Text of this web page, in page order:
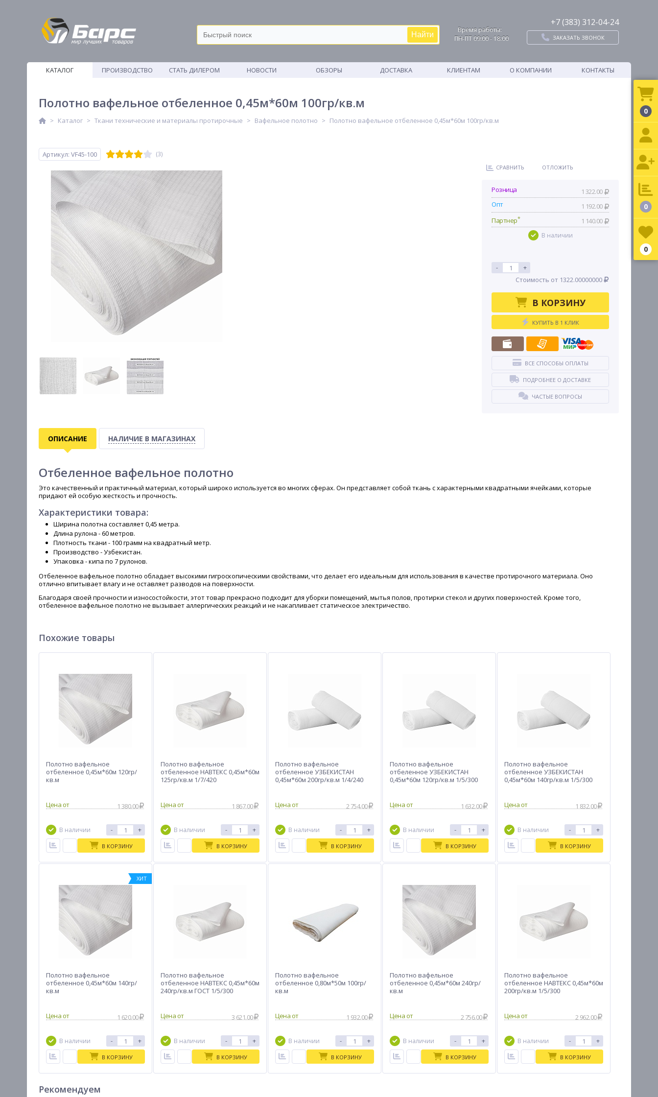
Найти
Время работы:
ПН-ПТ 09:00 - 18:00
+7 (383) 312-04-24
ЗАКАЗАТЬ ЗВОНОК
КАТАЛОГ
ПРОИЗВОДСТВО
СТАТЬ ДИЛЕРОМ НОВОСТИ ОБЗОРЫ ДОСТАВКА КЛИЕНТАМ О КОМПАНИИ КОНТАКТЫ
Полотно вафельное отбеленное 0,45м*60м 100гр/кв.м
Каталог Ткани технические и материалы протирочные Вафельное полотно Полотно вафельное отбеленное 0,45м*60м 100гр/кв.м
Артикул: VF45-100 (3)
СРАВНИТЬ ОТЛОЖИТЬ
Розница
1 322.00
Опт
1 192.00
Партнер* 1 140.00
В наличии
-
+
Стоимость от 1322.00000000
В КОРЗИНУ
КУПИТЬ В 1 КЛИК
ВСЕ СПОСОБЫ ОПЛАТЫ
ПОДРОБНЕЕ О ДОСТАВКЕ
ЧАСТЫЕ ВОПРОСЫ
ОПИСАНИЕ НАЛИЧИЕ В МАГАЗИНАХ
Отбеленное вафельное полотно
Это качественный и практичный материал, который широко используется во многих сферах. Он представляет собой ткань с характерными квадратными ячейками, которые
придают ей особую жесткость и прочность.
Характеристики товара:
Ширина полотна составляет 0,45 метра.
Длина рулона - 60 метров.
Плотность ткани - 100 грамм на квадратный метр.
Производство - Узбекистан.
Упаковка - кипа по 7 рулонов.
Отбеленное вафельное полотно обладает высокими гигроскопическими свойствами, что делает его идеальным для использования в качестве протирочного материала. Оно
отлично впитывает влагу и не оставляет разводов на поверхности.
Благодаря своей прочности и износостойкости, этот товар прекрасно подходит для уборки помещений, мытья полов, протирки стекол и других поверхностей. Кроме того,
отбеленное вафельное полотно не вызывает аллергических реакций и не накапливает статическое электричество.
Похожие товары
Полотно вафельное
отбеленное 0,45м*60м 120гр/
кв.м
Цена от 1 380.00
В наличии - +
В КОРЗИНУ
Полотно вафельное
отбеленное НАВТЕКС 0,45м*60м
125гр/кв.м 1/7/420
Цена от 1 867.00
В наличии - +
В КОРЗИНУ
Полотно вафельное
отбеленное УЗБЕКИСТАН
0,45м*60м 200гр/кв.м 1/4/240
Цена от 2 754.00
В наличии - +
В КОРЗИНУ
Полотно вафельное
отбеленное УЗБЕКИСТАН
0,45м*60м 120гр/кв.м 1/5/300
Цена от 1 632.00
В наличии - +
В КОРЗИНУ
Полотно вафельное
отбеленное УЗБЕКИСТАН
0,45м*60м 140гр/кв.м 1/5/300
Цена от 1 832.00
В наличии - +
В КОРЗИНУ
ХИТ
Полотно вафельное
отбеленное 0,45м*60м 140гр/
кв.м
Цена от 1 620.00
В наличии - +
В КОРЗИНУ
Полотно вафельное
отбеленное НАВТЕКС 0,45м*60м
240гр/кв.м ГОСТ 1/5/300
Цена от 3 621.00
В наличии - +
В КОРЗИНУ
Полотно вафельное
отбеленное 0,80м*50м 100гр/
кв.м
Цена от 1 932.00
В наличии - +
В КОРЗИНУ
Полотно вафельное
отбеленное 0,45м*60м 240гр/
кв.м
Цена от 2 756.00
В наличии - +
В КОРЗИНУ
Полотно вафельное
отбеленное НАВТЕКС 0,45м*60м
200гр/кв.м 1/5/300
Цена от 2 962.00
В наличии - +
В КОРЗИНУ
Рекомендуем
0
0
0